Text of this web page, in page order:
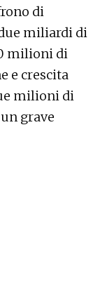
di
miliardi di
milioni di
e crescita
milioni di
grave